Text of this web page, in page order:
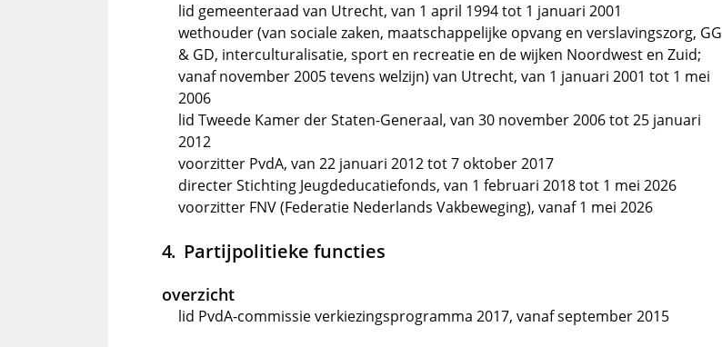
lid gemeenteraad van Utrecht, van 1 april 1994 tot 1 januari 2001
wethouder (van sociale zaken, maatschappelijke opvang en verslavingszorg, GG
& GD, interculturalisatie, sport en recreatie en de wijken Noordwest en Zuid;
vanaf november 2005 tevens welzijn) van Utrecht, van 1 januari 2001 tot 1 mei
2006
lid Tweede Kamer der Staten-Generaal, van 30 november 2006 tot 25 januari
2012
voorzitter PvdA, van 22 januari 2012 tot 7 oktober 2017
directer Stichting Jeugdeducatiefonds, van 1 februari 2018 tot 1 mei 2026
voorzitter FNV (Federatie Nederlands Vakbeweging), vanaf 1 mei 2026
Partijpolitieke functies
overzicht
lid PvdA-commissie verkiezingsprogramma 2017, vanaf september 2015